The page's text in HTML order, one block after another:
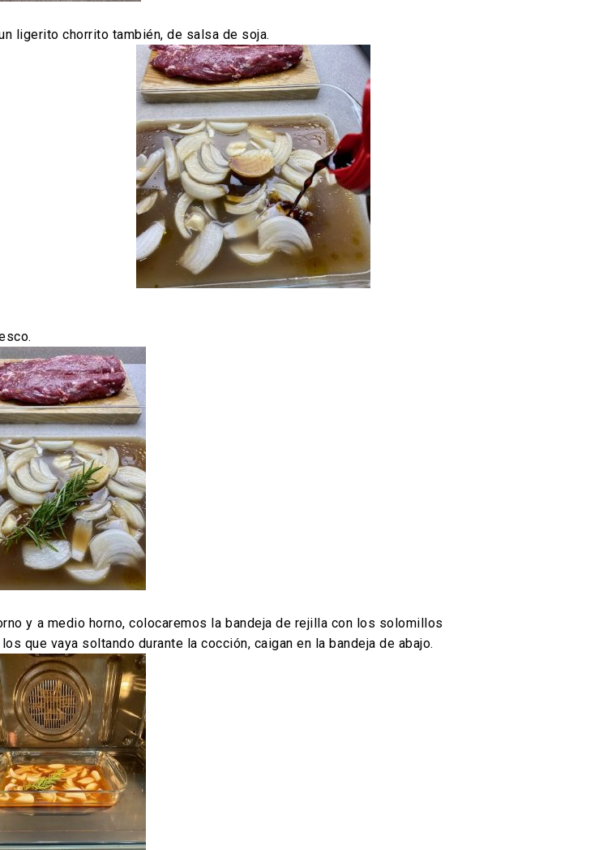
ligerito chorrito también, de salsa de soja.
y a medio horno, colocaremos la bandeja de rejilla con los solomillos
que vaya soltando durante la cocción, caigan en la bandeja de abajo.